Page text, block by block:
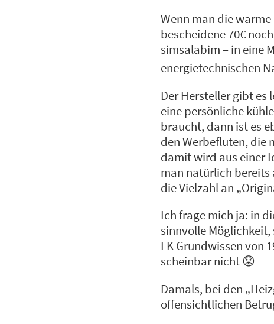
Wenn man die
bescheidene 70€
simsalabim – in eine
energietechnischen
Der Hersteller gibt es
eine persönliche
braucht, dann ist es
den Werbefluten, die
damit wird aus einer
man natürlich bereits
die Vielzahl an
Ich frage mich ja: in
sinnvolle
LK Grundwissen von
scheinbar nicht 😟
Damals, bei den
offensichtlichen